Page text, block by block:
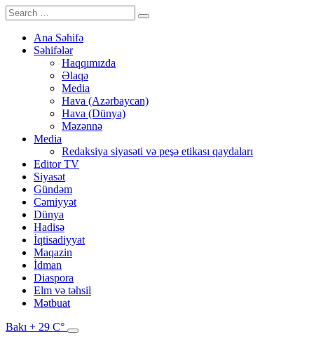
Ana Səhifə
Səhifələr
Haqqımızda
Əlaqə
Media
Hava (Azərbaycan)
Hava (Dünya)
Məzənnə
Media
Redaksiya siyasəti və peşə etikası qaydaları
Editor TV
Siyasət
Gündəm
Cəmiyyət
Dünya
Hadisə
İqtisadiyyat
Maqazin
İdman
Diaspora
Elm və təhsil
Mətbuat
Bakı + 29 C°